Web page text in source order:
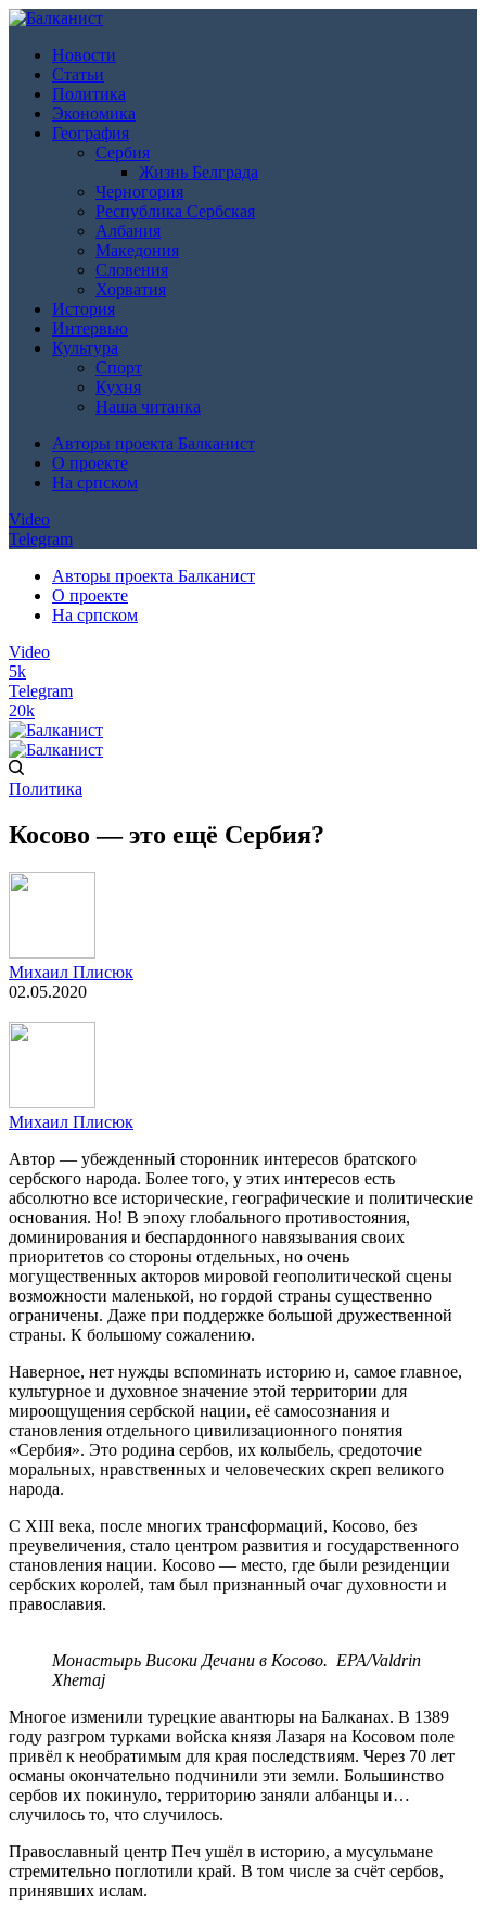
Новости
Статьи
Политика
Экономика
География
Сербия
Жизнь Белграда
Черногория
Республика Сербская
Албания
Македония
Словения
Хорватия
История
Интервью
Культура
Спорт
Кухня
Наша читанка
Авторы проекта Балканист
О проекте
На српском
Video
Telegram
Авторы проекта Балканист
О проекте
На српском
Video
5k
Telegram
20k
Политика
Косово — это ещё Сербия?
Михаил Плисюк
02.05.2020
Михаил Плисюк
Автор — убежденный сторонник интересов братского
сербского народа. Более того, у этих интересов есть
абсолютно все исторические, географические и политические
основания. Но! В эпоху глобального противостояния,
доминирования и беспардонного навязывания своих
приоритетов со стороны отдельных, но очень
могущественных акторов мировой геополитической сцены
возможности маленькой, но гордой страны существенно
ограничены. Даже при поддержке большой дружественной
страны. К большому сожалению.
Наверное, нет нужды вспоминать историю и, самое главное,
культурное и духовное значение этой территории для
мироощущения сербской нации, её самосознания и
становления отдельного цивилизационного понятия
«Сербия». Это родина сербов, их колыбель, средоточие
моральных, нравственных и человеческих скреп великого
народа.
С XIII века, после многих трансформаций, Косово, без
преувеличения, стало центром развития и государственного
становления нации. Косово — место, где были резиденции
сербских королей, там был признанный очаг духовности и
православия.
Монастырь Високи Дечани в Косово. EPA/Valdrin
Xhemaj
Многое изменили турецкие авантюры на Балканах. В 1389
году разгром турками войска князя Лазаря на Косовом поле
привёл к необратимым для края последствиям. Через 70 лет
османы окончательно подчинили эти земли. Большинство
сербов их покинуло, территорию заняли албанцы и…
случилось то, что случилось.
Православный центр Печ ушёл в историю, а мусульмане
стремительно поглотили край. В том числе за счёт сербов,
принявших ислам.